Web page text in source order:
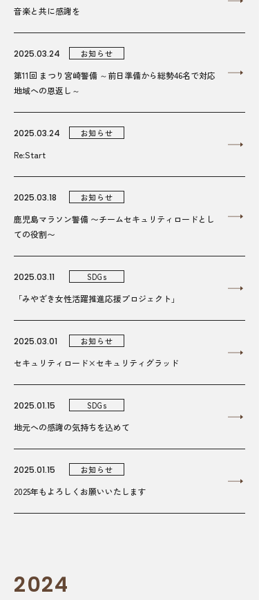
音楽と共に感謝を
2025.03.24 お知らせ
第11回 まつり宮崎警備 ～前日準備から総勢46名で対応
地域への恩返し～
2025.03.24 お知らせ
Re:Start
2025.03.18 お知らせ
鹿児島マラソン警備 〜チームセキュリティロードとし
ての役割〜
2025.03.11 SDGs
「みやざき女性活躍推進応援プロジェクト」
2025.03.01 お知らせ
セキュリティロード×セキュリティグラッド
2025.01.15 SDGs
地元への感謝の気持ちを込めて
2025.01.15 お知らせ
2025年もよろしくお願いいたします
2024